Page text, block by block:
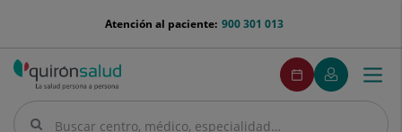
menu-
900 301 013
Atención al paciente:
Buscar
Buscar
menuPedirCita
Pedir
cita
Mi
Quirónsalud
Menú